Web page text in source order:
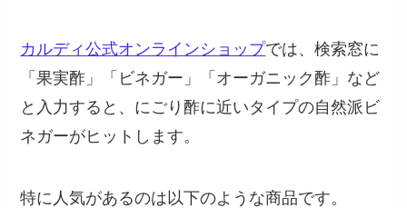
カルディ公式オンラインショップでは、検索窓に
「果実酢」「ビネガー」「オーガニック酢」など
と入力すると、にごり酢に近いタイプの自然派ビ
ネガーがヒットします。
特に人気があるのは以下のような商品です。